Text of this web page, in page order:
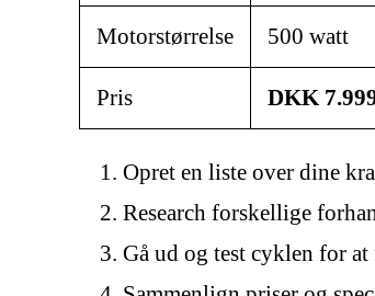
Motorstørrelse 500 watt
Pris DKK
Opret en liste over dine
Research forskellige
Gå ud og test cyklen for at